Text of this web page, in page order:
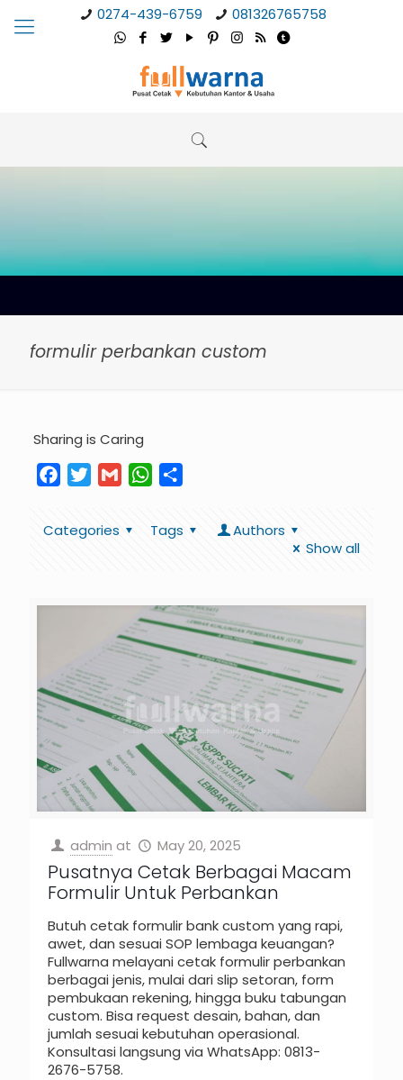
0274-439-6759 081326765758
formulir perbankan custom
Sharing is Caring
FacebookTwitterGmail WhatsApp
Categories Tags
Authors
Show all
admin at May 20, 2025
Pusatnya Cetak Berbagai Macam
Formulir Untuk Perbankan
Butuh cetak formulir bank custom yang rapi,
awet, dan sesuai SOP lembaga keuangan?
Fullwarna melayani cetak formulir perbankan
berbagai jenis, mulai dari slip setoran, form
pembukaan rekening, hingga buku tabungan
custom. Bisa request desain, bahan, dan
jumlah sesuai kebutuhan operasional.
Konsultasi langsung via WhatsApp: 0813-
2676-5758.